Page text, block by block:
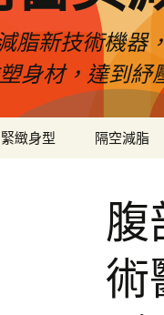
脂新技術機器
身材，達到紓
緊緻身型 隔空減脂
腹
術